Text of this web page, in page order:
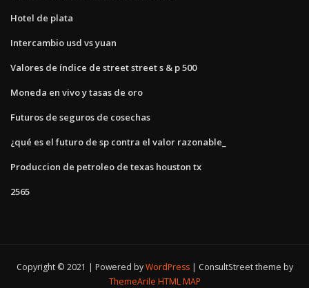
Hotel de plata
Intercambio usd vs yuan
Valores de índice de street street s & p 500
Moneda en vivo y tasas de oro
Futuros de seguros de cosechas
¿qué es el futuro de sp contra el valor razonable_
Produccion de petroleo de texas houston tx
2565
Copyright © 2021 | Powered byWordPress
ConsultStreet theme by
ThemeArile HTML MAP